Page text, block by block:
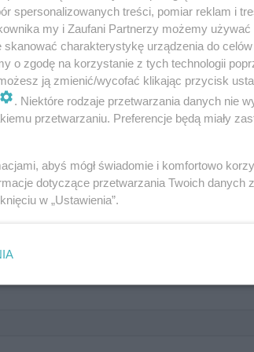
temu. Wiesz co
spersonalizowanych treści, pomiar reklam i
my i Zaufani Partnerzy możemy używać
charakterystykę urządzenia do
o zgodę na korzystanie z tych technologii
ją zmienić/wycofać klikając przycisk
. Niektóre rodzaje przetwarzania danych nie
przetwarzaniu. Preferencje będą miały
abyś mógł świadomie i komfortowo
dotyczące przetwarzania Twoich danych
w „Ustawienia”.